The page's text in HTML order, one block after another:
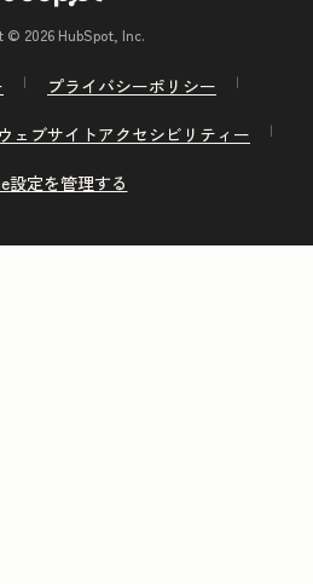
© 2026 HubSpot, Inc.
プライバシーポリシー
ウェブサイトアクセシビリティー
設定を管理する